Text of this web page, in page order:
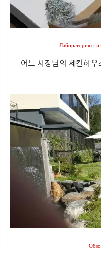
Лаборатория
어느 사장님의 세컨하